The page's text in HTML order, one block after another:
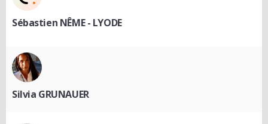
Sébastien NÊME - LYODE
Silvia GRUNAUER